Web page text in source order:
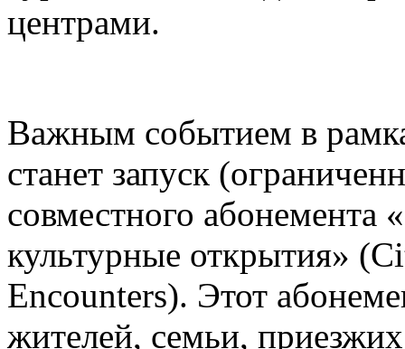
центрами.
Важным событием в
станет запуск
совместного абонемента
культурные открытия»
Encounters). Этот
жителей, семьи,